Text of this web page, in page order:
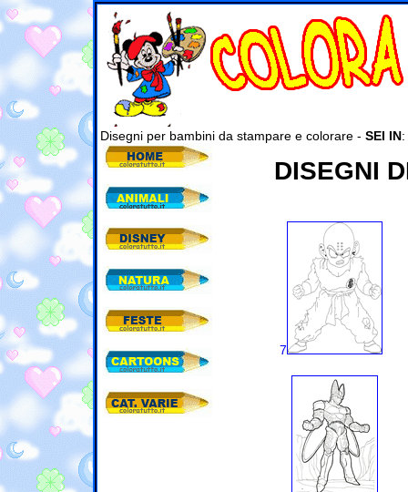
Disegni per bambini da stampare e colorare - SEI IN:
DISEGNI
7